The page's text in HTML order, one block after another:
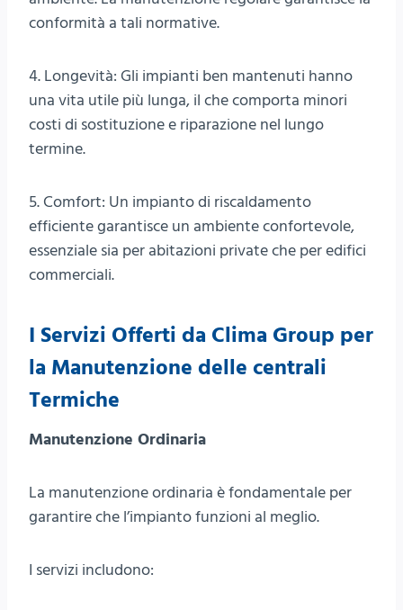
conformità a tali normative.
4. Longevità: Gli impianti ben mantenuti hanno
una vita utile più lunga, il che comporta minori
costi di sostituzione e riparazione nel lungo
termine.
5. Comfort: Un impianto di riscaldamento
efficiente garantisce un ambiente confortevole,
essenziale sia per abitazioni private che per edifici
commerciali.
I Servizi Offerti da Clima Group per
la Manutenzione delle centrali
Termiche
Manutenzione Ordinaria
La manutenzione ordinaria è fondamentale per
garantire che l’impianto funzioni al meglio.
I servizi includono: